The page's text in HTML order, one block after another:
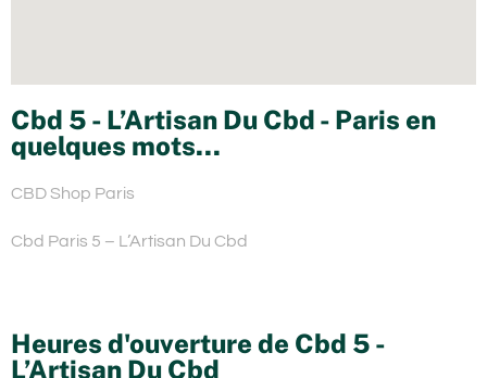
Cbd 5 - L’Artisan Du Cbd - Paris en
quelques mots...
CBD Shop Paris
Cbd Paris 5 – L’Artisan Du Cbd
Heures d'ouverture de Cbd 5 -
L’Artisan Du Cbd